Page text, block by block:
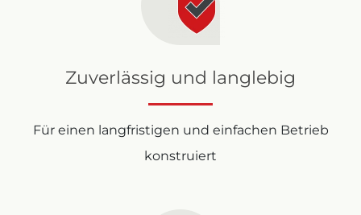
Zuverlässig und langlebig
Für einen langfristigen und einfachen Betrieb
konstruiert